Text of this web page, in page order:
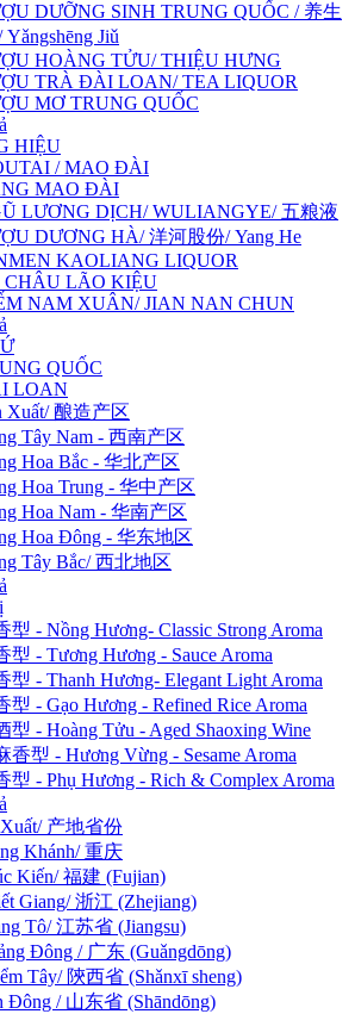
DƯỠNG SINH TRUNG QUỐC / 养生
Yǎngshēng Jiǔ
HOÀNG TỬU/ THIỆU HƯNG
TRÀ ĐÀI LOAN/ TEA LIQUOR
MƠ TRUNG QUỐC
HIỆU
/ MAO ĐÀI
MAO ĐÀI
LƯƠNG DỊCH/ WULIANGYE/ 五粮液
DƯƠNG HÀ/ 洋河股份/ Yang He
KAOLIANG LIQUOR
CHÂU LÃO KIỆU
NAM XUÂN/ JIAN NAN CHUN
QUỐC
LOAN
Xuất/ 酿造产区
Tây Nam - 西南产区
Hoa Bắc - 华北产区
Hoa Trung - 华中产区
Hoa Nam - 华南产区
Hoa Đông - 华东地区
Tây Bắc/ 西北地区
型 - Nồng Hương- Classic Strong Aroma
型 - Tương Hương - Sauce Aroma
型 - Thanh Hương- Elegant Light Aroma
型 - Gạo Hương - Refined Rice Aroma
型 - Hoàng Tửu - Aged Shaoxing Wine
香型 - Hương Vừng - Sesame Aroma
型 - Phụ Hương - Rich & Complex Aroma
产地省份
Khánh/ 重庆
Kiến/ 福建 (Fujian)
Giang/ 浙江 (Zhejiang)
Tô/ 江苏省 (Jiangsu)
Đông / 广东 (Guǎngdōng)
Tây/ 陝西省 (Shǎnxī sheng)
Đông / 山东省 (Shāndōng)